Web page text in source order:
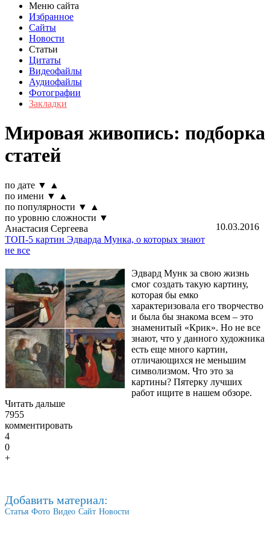
Меню сайта
Избранное
Сайты
Новости
Статьи
Цитаты
Видеофайлы
Аудиофайлы
Фотографии
Закладки
Мировая живопись: подборка
статей
по дате ▼
▲
по имени ▼
▲
по популярности ▼
▲
по уровню сложности ▼
10.03.2016
Анастасия Сергеева
ТОП-5 картин Эдварда Мунка, о которых знают
не все
Эдвард Мунк за свою жизнь
смог создать такую картину,
которая бы емко
характеризовала его творчество
и была бы знакома всем – это
знаменитый «Крик». Но не все
знают, что у данного художника
есть еще много картин,
отличающихся не меньшим
символизмом. Что это за
картины? Пятерку лучших
работ ищите в нашем обзоре.
Читать дальше
7955
комментировать
4
0
+
Добавить материал:
Статья Фото Видео Сайт Новости